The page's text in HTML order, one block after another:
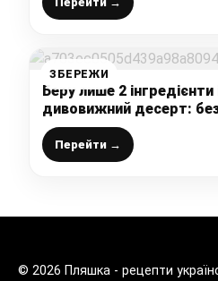
ЗБЕРЕЖИ
Беру лише 2 інгредієнти
дивовижний десерт: без
хвилин свого часу!
Перейти →
© 2026 Пляшка - рецепти